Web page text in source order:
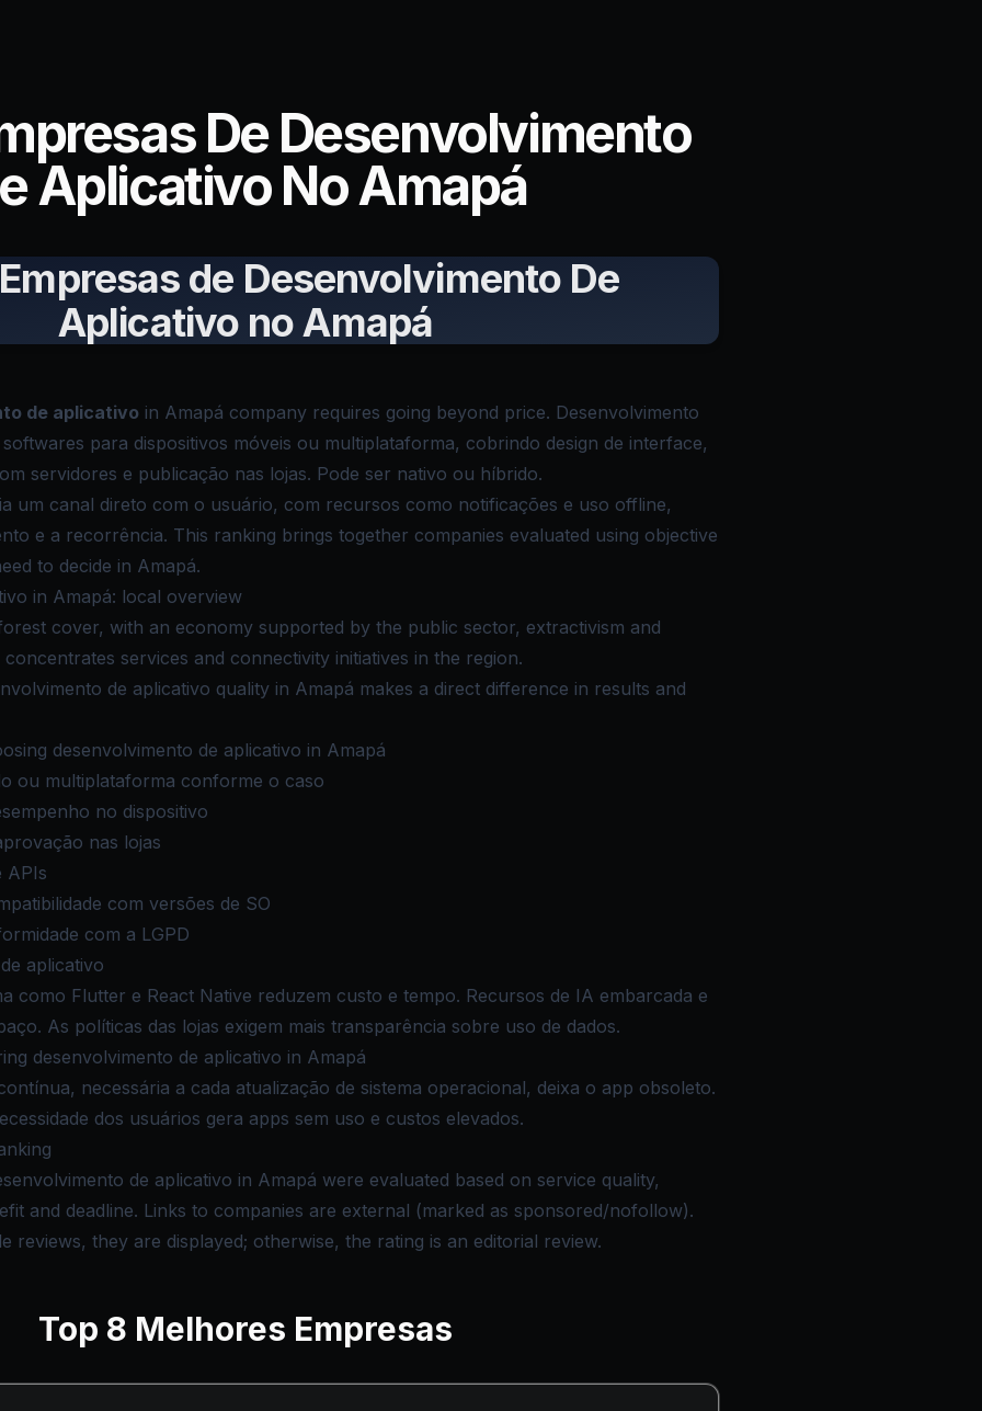
De Desenvolvimento
Aplicativo No Amapá
de Desenvolvimento De
Aplicativo no Amapá
de aplicativo in Amapá company requires going beyond price. Desenvolvimento
para dispositivos móveis ou multiplataforma, cobrindo design de interface,
servidores e publicação nas lojas. Pode ser nativo ou híbrido.
um canal direto com o usuário, com recursos como notificações e uso offline,
e a recorrência. This ranking brings together companies evaluated using objective
to decide in Amapá.
in Amapá: local overview
cover, with an economy supported by the public sector, extractivism and
services and connectivity initiatives in the region.
de aplicativo quality in Amapá makes a direct difference in results and
desenvolvimento de aplicativo in Amapá
ou multiplataforma conforme o caso
no dispositivo
nas lojas
APIs
com versões de SO
com a LGPD
aplicativo
como Flutter e React Native reduzem custo e tempo. Recursos de IA embarcada e
As políticas das lojas exigem mais transparência sobre uso de dados.
desenvolvimento de aplicativo in Amapá
necessária a cada atualização de sistema operacional, deixa o app obsoleto.
dos usuários gera apps sem uso e custos elevados.
de aplicativo in Amapá were evaluated based on service quality,
and deadline. Links to companies are external (marked as sponsored/nofollow).
reviews, they are displayed; otherwise, the rating is an editorial review.
Top 8 Melhores Empresas